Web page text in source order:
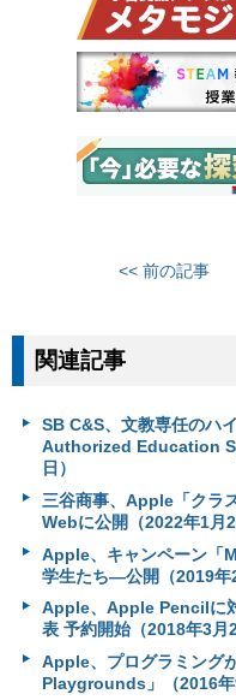
<< 前の記事
関連記事
SB C&S、文教専任のハ
Authorized Education
日）
三谷商事、Apple「クラ
Webに公開（2022年1月
Apple、キャンペーン「
学生たち―公開（2019年
Apple、Apple Pencilに
表 予約開始（2018年3月
Apple、プログラミング
Playgrounds」（2016年